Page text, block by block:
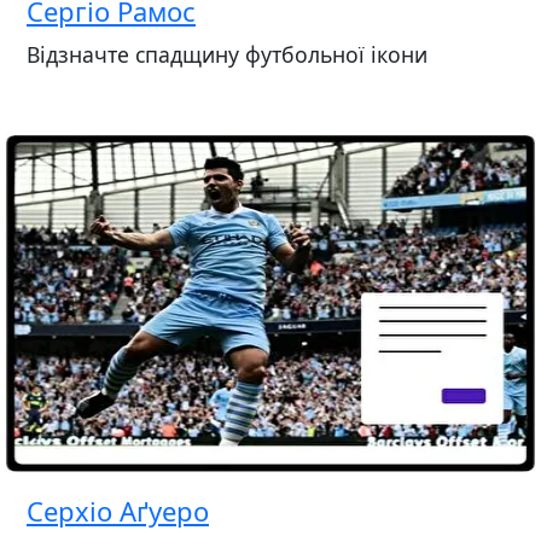
Сергіо Рамос
Відзначте спадщину футбольної ікони
Серхіо Аґуеро